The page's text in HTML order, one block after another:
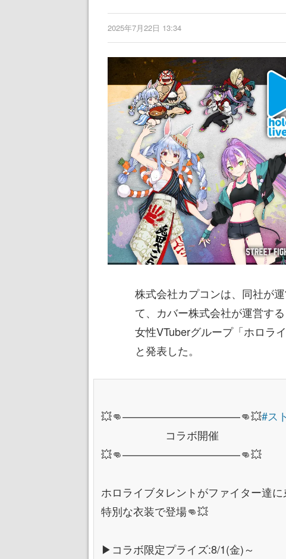
2025年7月22日 13:34
株式会社カプコンは、同社が
て、カバー株式会社が運営す
女性VTuberグループ「ホロラ
と発表した。
💥👊———————————👊💥#ス
コラボ開催
💥👊———————————👊💥
ホロライブタレントがファイター達
特別な衣装で登場👊💥
▶コラボ限定プライズ:8/1(金)～